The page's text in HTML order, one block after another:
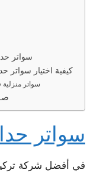
سواتر
كيفية اختيار سواتر
سواتر
سواتر
في أفضل شركة